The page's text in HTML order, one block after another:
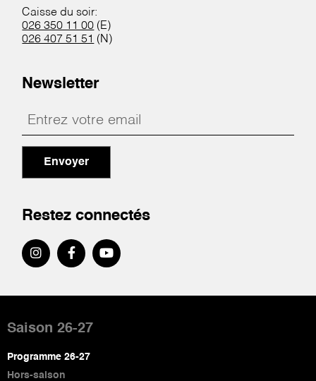
Caisse du soir:
026 350 11 00 (E)
026 407 51 51 (N)
Newsletter
Envoyer
Restez connectés
de
page
Saison 26-27
Programme 26-27
Hors-saison